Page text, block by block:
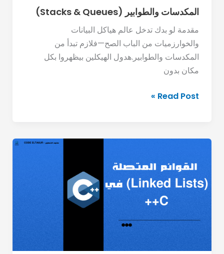
المكدسات والطوابير (Stacks & Queues)
مقدمة لو بدك تدخل عالم هياكل البيانات
والخوارزميات من الباب الصح—فلازم تبدأ من
المكدسات والطوابير.هدول الهيكلين بيظهروا بكل
مكان بدون
Read Post »
(Linked
Lists)